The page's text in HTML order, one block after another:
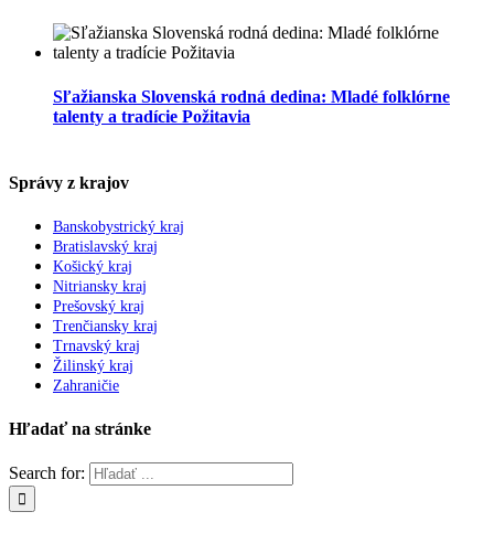
Sľažianska Slovenská rodná dedina: Mladé folklórne
talenty a tradície Požitavia
Správy z krajov
Banskobystrický kraj
Bratislavský kraj
Košický kraj
Nitriansky kraj
Prešovský kraj
Trenčiansky kraj
Trnavský kraj
Žilinský kraj
Zahraničie
Hľadať na stránke
Search for: